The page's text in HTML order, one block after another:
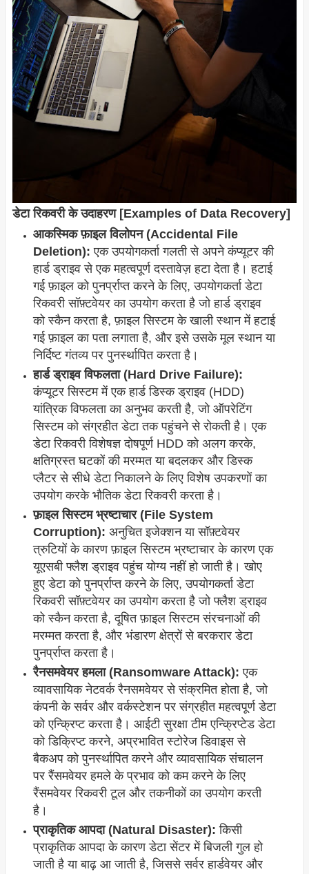
डेटा रिकवरी के उदाहरण [Examples of Data Recovery]
आकस्मिक फ़ाइल विलोपन (Accidental File
Deletion): एक उपयोगकर्ता गलती से अपने कंप्यूटर की
हार्ड ड्राइव से एक महत्वपूर्ण दस्तावेज़ हटा देता है। हटाई
गई फ़ाइल को पुनर्प्राप्त करने के लिए, उपयोगकर्ता डेटा
रिकवरी सॉफ़्टवेयर का उपयोग करता है जो हार्ड ड्राइव
को स्कैन करता है, फ़ाइल सिस्टम के खाली स्थान में हटाई
गई फ़ाइल का पता लगाता है, और इसे उसके मूल स्थान या
निर्दिष्ट गंतव्य पर पुनर्स्थापित करता है।
हार्ड ड्राइव विफलता (Hard Drive Failure):
कंप्यूटर सिस्टम में एक हार्ड डिस्क ड्राइव (HDD)
यांत्रिक विफलता का अनुभव करती है, जो ऑपरेटिंग
सिस्टम को संग्रहीत डेटा तक पहुंचने से रोकती है। एक
डेटा रिकवरी विशेषज्ञ दोषपूर्ण HDD को अलग करके,
क्षतिग्रस्त घटकों की मरम्मत या बदलकर और डिस्क
प्लैटर से सीधे डेटा निकालने के लिए विशेष उपकरणों का
उपयोग करके भौतिक डेटा रिकवरी करता है।
फ़ाइल सिस्टम भ्रष्टाचार (File System
Corruption): अनुचित इजेक्शन या सॉफ़्टवेयर
त्रुटियों के कारण फ़ाइल सिस्टम भ्रष्टाचार के कारण एक
यूएसबी फ्लैश ड्राइव पहुंच योग्य नहीं हो जाती है। खोए
हुए डेटा को पुनर्प्राप्त करने के लिए, उपयोगकर्ता डेटा
रिकवरी सॉफ़्टवेयर का उपयोग करता है जो फ्लैश ड्राइव
को स्कैन करता है, दूषित फ़ाइल सिस्टम संरचनाओं की
मरम्मत करता है, और भंडारण क्षेत्रों से बरकरार डेटा
पुनर्प्राप्त करता है।
रैनसमवेयर हमला (Ransomware Attack): एक
व्यावसायिक नेटवर्क रैनसमवेयर से संक्रमित होता है, जो
कंपनी के सर्वर और वर्कस्टेशन पर संग्रहीत महत्वपूर्ण डेटा
को एन्क्रिप्ट करता है। आईटी सुरक्षा टीम एन्क्रिप्टेड डेटा
को डिक्रिप्ट करने, अप्रभावित स्टोरेज डिवाइस से
बैकअप को पुनर्स्थापित करने और व्यावसायिक संचालन
पर रैंसमवेयर हमले के प्रभाव को कम करने के लिए
रैंसमवेयर रिकवरी टूल और तकनीकों का उपयोग करती
है।
प्राकृतिक आपदा (Natural Disaster): किसी
प्राकृतिक आपदा के कारण डेटा सेंटर में बिजली गुल हो
जाती है या बाढ़ आ जाती है, जिससे सर्वर हार्डवेयर और